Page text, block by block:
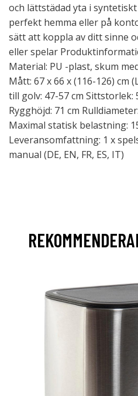
och lättstädad yta i
perfekt hemma eller på
sätt att koppla av ditt sinne
eller spelar
Material: PU -plast, skum
Mått: 67 x 66 x (116-126) cm
till golv: 47-57 cm Sittstorlek:
Rygghöjd: 71 cm
Maximal statisk belastning:
Leveransomfattning: 1 x
manual (DE, EN, FR, ES, IT)